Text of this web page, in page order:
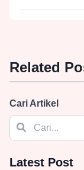
Related
Cari Artikel
Latest Post